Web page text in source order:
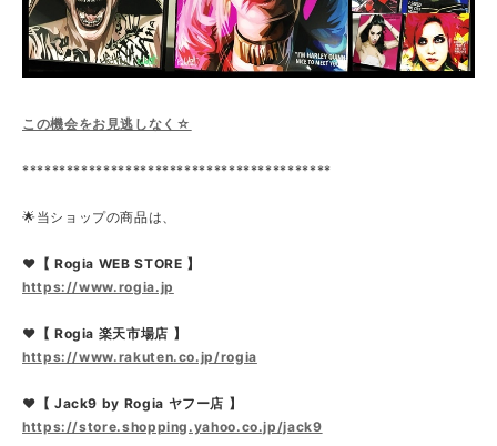
この機会をお見逃しなく☆
******************************************
🌟当ショップの商品は、
❤【 Rogia WEB STORE 】
https://www.rogia.jp
❤【 Rogia 楽天市場店 】
https://www.rakuten.co.jp/rogia
❤【 Jack9 by Rogia ヤフー店 】
https://store.shopping.yahoo.co.jp/jack9